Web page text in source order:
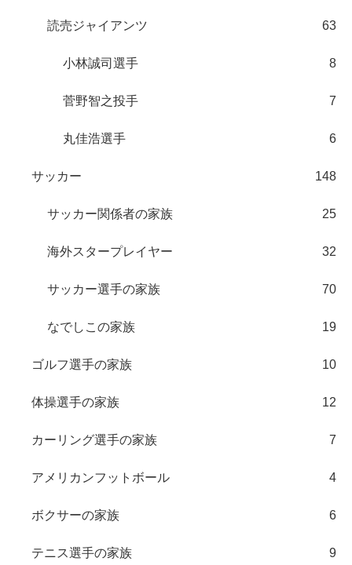
読売ジャイアンツ 63
小林誠司選手 8
菅野智之投手 7
丸佳浩選手 6
サッカー 148
サッカー関係者の家族 25
海外スタープレイヤー 32
サッカー選手の家族 70
なでしこの家族 19
ゴルフ選手の家族 10
体操選手の家族 12
カーリング選手の家族 7
アメリカンフットボール 4
ボクサーの家族 6
テニス選手の家族 9